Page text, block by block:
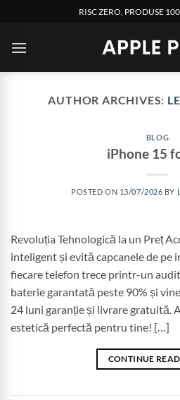
content
RISC ZERO, PRODUSE
AUTHOR ARCHIVES:
BLOG
iPhone 15
POSTED ON 13/07/2026 BY
Revoluția Tehnologică la un Preț
inteligent și evită capcanele de pe
fiecare telefon trece printr-un
baterie garantată peste 90% și
24 luni garanție și livrare gratuită.
estetică perfectă pentru tine! […]
CONTINUE